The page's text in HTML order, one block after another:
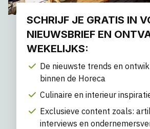
SCHRIJF JE GRATIS IN
NIEUWSBRIEF EN
WEKELIJKS:
De nieuwste trends en
binnen de Horeca
Culinaire en interieur
Exclusieve content zoals:
interviews en